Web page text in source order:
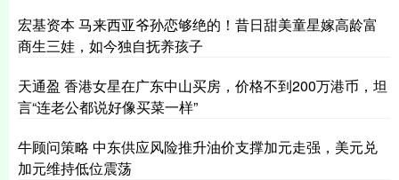
宏基资本 马来西亚爷孙恋够绝的！昔日甜美童星嫁高龄富
商生三娃，如今独自抚养孩子
天通盈 香港女星在广东中山买房，价格不到200万港币，坦
言“连老公都说好像买菜一样”
牛顾问策略 中东供应风险推升油价支撑加元走强，美元兑
加元维持低位震荡